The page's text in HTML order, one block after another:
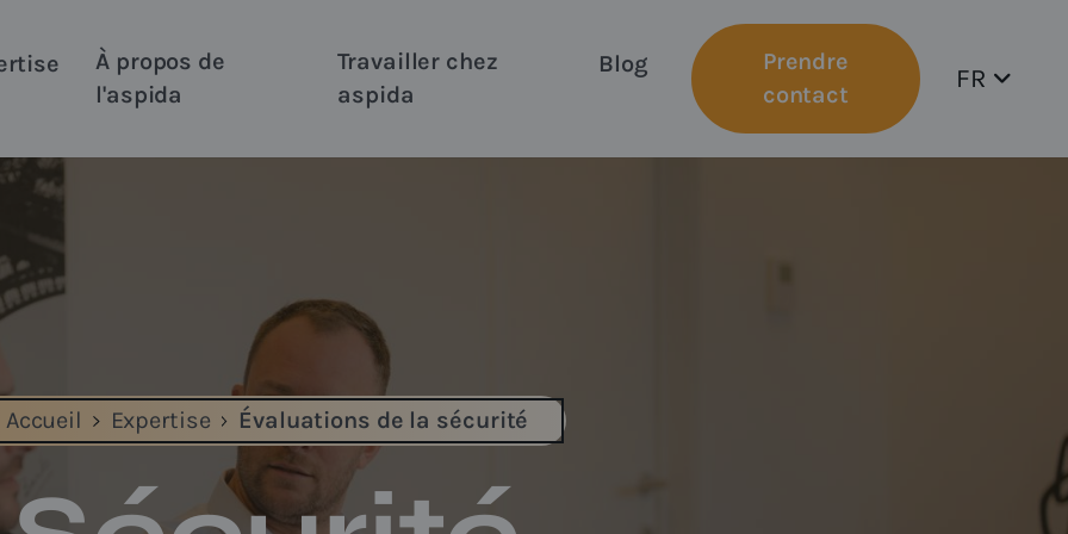
À propos de
l'aspida
Travailler chez
aspida
Blog
Prendre
contact
FR
Accueil > Expertise > Évaluations de la sécurité